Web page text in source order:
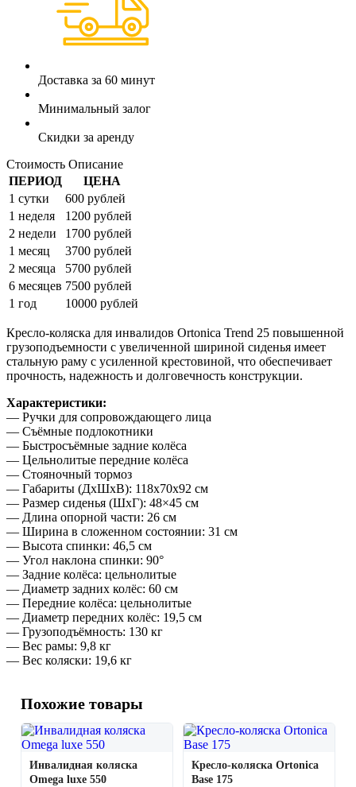
Доставка за 60 минут
Минимальный залог
Скидки за аренду
Стоимость Описание
ПЕРИОД
ЦЕНА
1 сутки
600 рублей
1 неделя
1200 рублей
2 недели
1700 рублей
1 месяц
3700 рублей
2 месяца
5700 рублей
6 месяцев 7500 рублей
1 год
10000 рублей
Кресло-коляска для инвалидов Ortonica Trend 25 повышенной
грузоподъемности с увеличенной шириной сиденья имеет
стальную раму с усиленной крестовиной, что обеспечивает
прочность, надежность и долговечность конструкции.
Характеристики:
— Ручки для сопровождающего лица
— Съёмные подлокотники
— Быстросъёмные задние колёса
— Цельнолитые передние колёса
— Стояночный тормоз
— Габариты (ДxШxВ): 118x70x92 см
— Размер сиденья (ШxГ): 48×45 см
— Длина опорной части: 26 см
— Ширина в сложенном состоянии: 31 см
— Высота спинки: 46,5 см
— Угол наклона спинки: 90°
— Задние колёса: цельнолитые
— Диаметр задних колёс: 60 см
— Передние колёса: цельнолитые
— Диаметр передних колёс: 19,5 см
— Грузоподъёмность: 130 кг
— Вес рамы: 9,8 кг
— Вес коляски: 19,6 кг
Похожие товары
Инвалидная коляска
Omega luxe 550
Кресло-коляска Ortonica
Base 175